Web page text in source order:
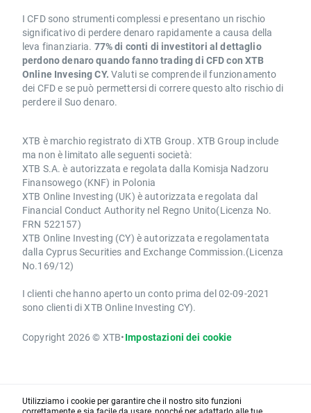
I CFD sono strumenti complessi e presentano un rischio
significativo di perdere denaro rapidamente a causa della
leva finanziaria. 77% di conti di investitori al dettaglio
perdono denaro quando fanno trading di CFD con XTB
Online Invesing CY. Valuti se comprende il funzionamento
dei CFD e se può permettersi di correre questo alto rischio di
perdere il Suo denaro.
XTB è marchio registrato di XTB Group. XTB Group include
ma non è limitato alle seguenti società:
XTB S.A. è autorizzata e regolata dalla Komisja Nadzoru
Finansowego (KNF) in Polonia
XTB Online Investing (UK) è autorizzata e regolata dal
Financial Conduct Authority nel Regno Unito(Licenza No.
FRN 522157)
XTB Online Investing (CY) è autorizzata e regolamentata
dalla Cyprus Securities and Exchange Commission.(Licenza
No.169/12)
I clienti che hanno aperto un conto prima del 02-09-2021
sono clienti di XTB Online Investing CY).
Copyright 2026 © XTB•Impostazioni dei cookie
Utilizziamo i cookie per garantire che il nostro sito funzioni